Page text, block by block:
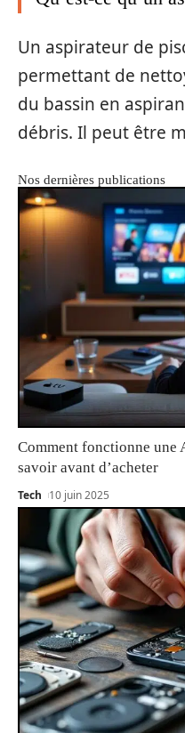
Un aspirateur de
permettant de
du bassin en
débris. Il peut être
Nos dernières publications
Comment fonctionne une
savoir avant d’acheter
Tech 10 juin 2025